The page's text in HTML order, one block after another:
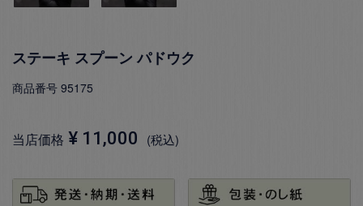
ステーキ スプーン パドウク
商品番号 95175
当店価格 ¥ 11,000 税込